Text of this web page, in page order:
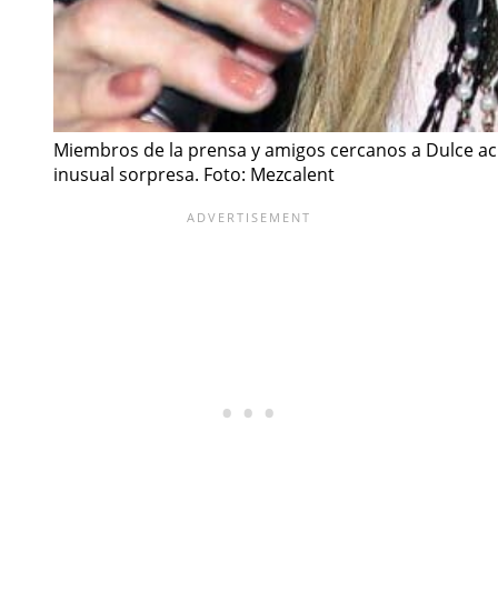
Miembros de la prensa y amigos cercanos a Dulce
inusual sorpresa. Foto: Mezcalent